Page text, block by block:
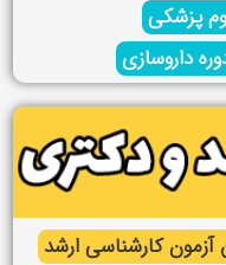
پزشکی
داروسازی
آزمون کارشناسی ارشد